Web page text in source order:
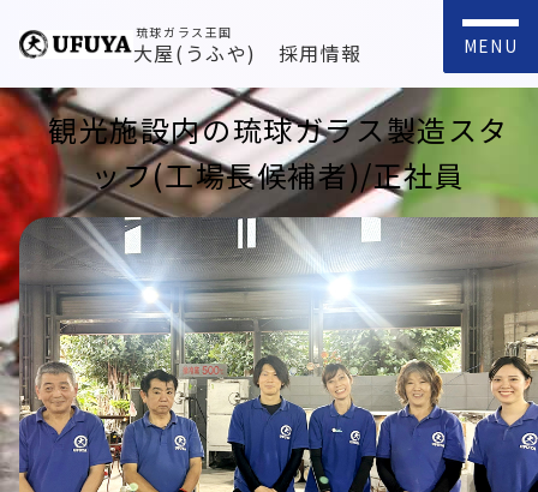
琉球ガラス王国
大屋(うふや) 採用情報 MENU
観光施設内の琉球ガラス製造スタ
ッフ(工場長候補者)/正社員